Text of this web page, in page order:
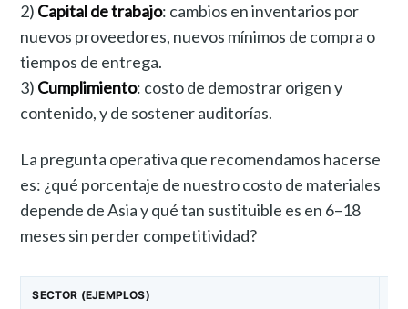
2) Capital de trabajo: cambios en inventarios por
nuevos proveedores, nuevos mínimos de compra o
tiempos de entrega.
3) Cumplimiento: costo de demostrar origen y
contenido, y de sostener auditorías.
La pregunta operativa que recomendamos hacerse
es: ¿qué porcentaje de nuestro costo de materiales
depende de Asia y qué tan sustituible es en 6–18
meses sin perder competitividad?
SECTOR (EJEMPLOS)